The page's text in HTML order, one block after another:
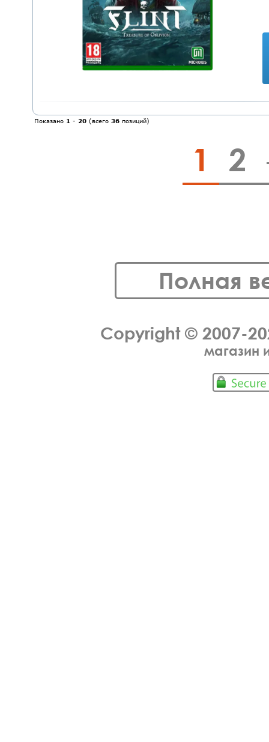
Показано 1 - 20 (всего 36 позиций)
1 2
Полная
Copyright © 2007-
магазин